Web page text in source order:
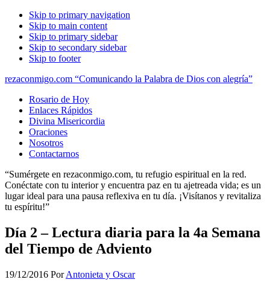
Skip to primary navigation
Skip to main content
Skip to primary sidebar
Skip to secondary sidebar
Skip to footer
rezaconmigo.com “Comunicando la Palabra de Dios con alegría”
Rosario de Hoy
Enlaces Rápidos
Divina Misericordia
Oraciones
Nosotros
Contactarnos
“Sumérgete en rezaconmigo.com, tu refugio espiritual en la red.
Conéctate con tu interior y encuentra paz en tu ajetreada vida; es un
lugar ideal para una pausa reflexiva en tu día. ¡Visítanos y revitaliza
tu espíritu!”
Día 2 – Lectura diaria para la 4a Semana
del Tiempo de Adviento
19/12/2016 PorAntonieta y Oscar